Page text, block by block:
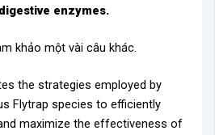
enzymes.
khảo một vài câu khác.
the strategies employed by
Flytrap species to efficiently
maximize the effectiveness of